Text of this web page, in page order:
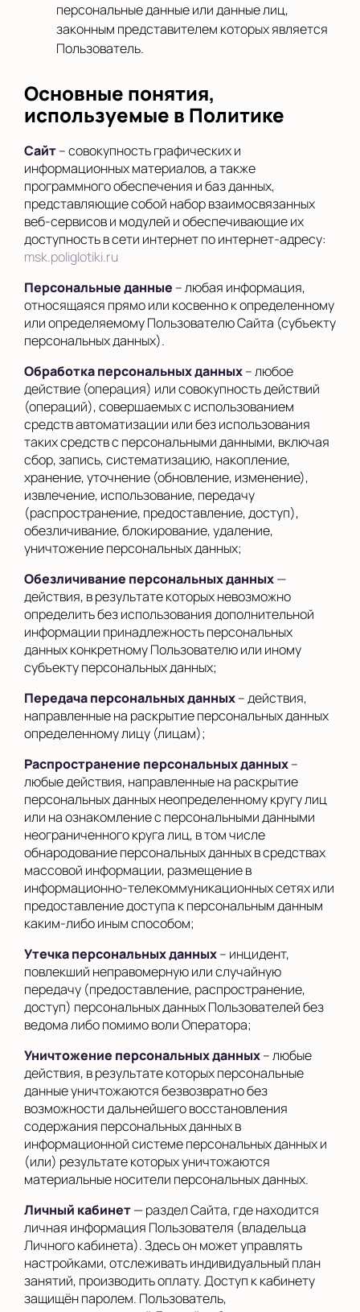
персональные данные или данные лиц,
законным представителем которых является
Пользователь.
Основные понятия,
используемые в Политике
Сайт– совокупность графических и
информационных материалов, а также
программного обеспечения и баз данных,
представляющие собой набор взаимосвязанных
веб-сервисов и модулей и обеспечивающие их
доступность в сети интернет по интернет-адресу:
msk.poliglotiki.ru
Персональные данные – любая информация,
относящаяся прямо или косвенно к определенному
или определяемому Пользователю Сайта (субъекту
персональных данных).
Обработка персональных данных– любое
действие (операция) или совокупность действий
(операций), совершаемых с использованием
средств автоматизации или без использования
таких средств с персональными данными, включая
сбор, запись, систематизацию, накопление,
хранение, уточнение (обновление, изменение),
извлечение, использование, передачу
(распространение, предоставление, доступ),
обезличивание, блокирование, удаление,
уничтожение персональных данных;
Обезличивание персональных данных—
действия, в результате которых невозможно
определить без использования дополнительной
информации принадлежность персональных
данных конкретному Пользователю или иному
субъекту персональных данных;
Передача персональных данных– действия,
направленные на раскрытие персональных данных
определенному лицу (лицам);
Распространение персональных данных–
любые действия, направленные на раскрытие
персональных данных неопределенному кругу лиц
или на ознакомление с персональными данными
неограниченного круга лиц, в том числе
обнародование персональных данных в средствах
массовой информации, размещение в
информационно-телекоммуникационных сетях или
предоставление доступа к персональным данным
каким-либо иным способом;
Утечка персональных данных– инцидент,
повлекший неправомерную или случайную
передачу (предоставление, распространение,
доступ) персональных данных Пользователей без
ведома либо помимо воли Оператора;
Уничтожение персональных данных– любые
действия, в результате которых персональные
данные уничтожаются безвозвратно без
возможности дальнейшего восстановления
содержания персональных данных в
информационной системе персональных данных и
(или) результате которых уничтожаются
материальные носители персональных данных.
Личный кабинет— раздел Сайта, где находится
личная информация Пользователя (владельца
Личного кабинета). Здесь он может управлять
настройками, отслеживать индивидуальный план
занятий, производить оплату. Доступ к кабинету
защищён паролем. Пользователь,